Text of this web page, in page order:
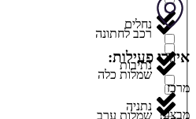
רכב לחתונה
שמלות כלה
שמלות ערב
נחלים
נתיבות
נתניה
איזורי פעילות:
מרכז
מבצע!